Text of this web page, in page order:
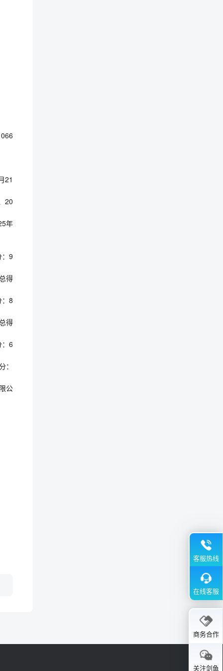
21
20
年
9
得
8
得
6
公
客服热线
在线客服
商务合作
关注剑鱼